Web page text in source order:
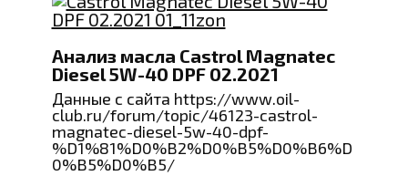
Анализ масла Castrol Magnatec
Diesel 5W-40 DPF 02.2021
Данные с сайта https://www.oil-
club.ru/forum/topic/46123-castrol-
magnatec-diesel-5w-40-dpf-
%D1%81%D0%B2%D0%B5%D0%B6%D
0%B5%D0%B5/